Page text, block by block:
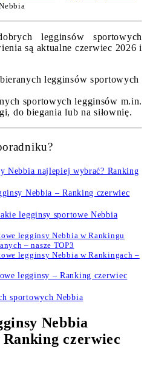
legginsów sportowych
są aktualne czerwiec 2026 i
legginsów sportowych
sportowych legginsów m.in.
do biegania lub na siłownię.
Nebbia najlepiej wybrać? Ranking
Nebbia – Ranking czerwiec
legginsy sportowe Nebbia
legginsy Nebbia w Rankingu
– nasze TOP3
legginsy Nebbia w Rankingach –
legginsy – Ranking czerwiec
sportowych Nebbia
Nebbia
czerwiec